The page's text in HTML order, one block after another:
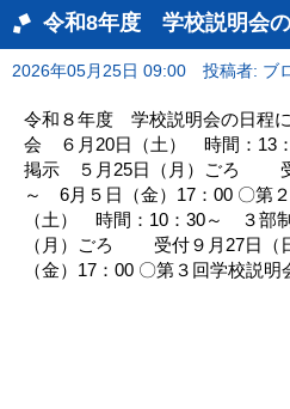
令和8年度 学校説明会
2026年05月25日 09:00 投稿者: ブ
令和８年度 学校説明会の日程
会 ６月20日（土） 時間：
掲示 ５月25日（月）ごろ 受
～ 6月５日（金）17：00 〇第
（土） 時間：10：30～ ３
（月）ごろ 受付９月27日（
（金）17：00 〇第３回学校説